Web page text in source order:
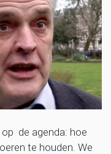
de agenda: hoe
te houden. We